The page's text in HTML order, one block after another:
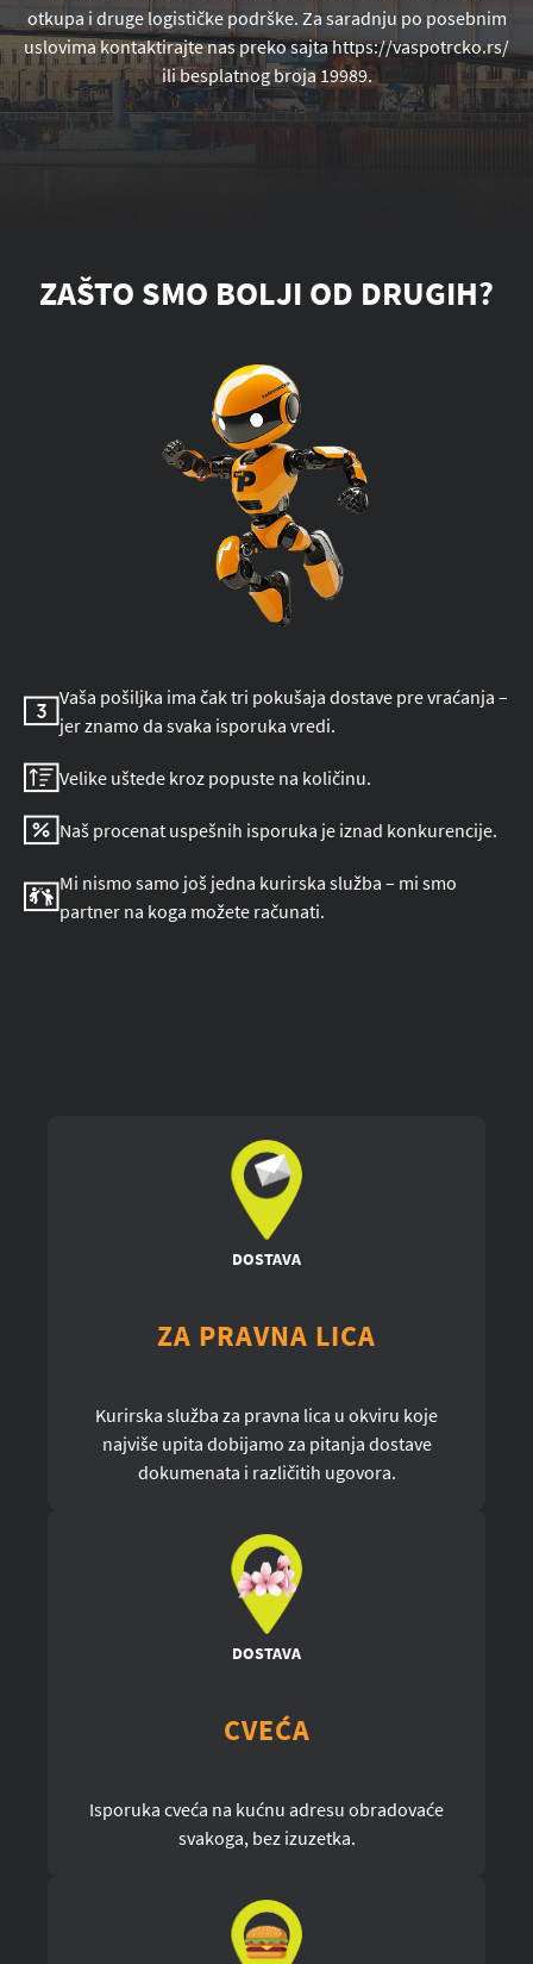
otkupa i druge logističke podrške. Za saradnju po posebnim
uslovima kontaktirajte nas preko sajta https://vaspotrcko.rs/
ili besplatnog broja 19989.
ZAŠTO SMO BOLJI OD DRUGIH?
Vaša pošiljka ima čak tri pokušaja dostave pre vraćanja –
jer znamo da svaka isporuka vredi.
Velike uštede kroz popuste na količinu.
Naš procenat uspešnih isporuka je iznad konkurencije.
Mi nismo samo još jedna kurirska služba – mi smo
partner na koga možete računati.
DOSTAVA
ZA PRAVNA LICA
Kurirska služba za pravna lica u okviru koje
najviše upita dobijamo za pitanja dostave
dokumenata i različitih ugovora.
DOSTAVA
CVEĆA
Isporuka cveća na kućnu adresu obradovaće
svakoga, bez izuzetka.